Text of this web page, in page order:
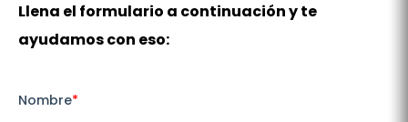
Llena el formulario a continuación y te
ayudamos con eso: